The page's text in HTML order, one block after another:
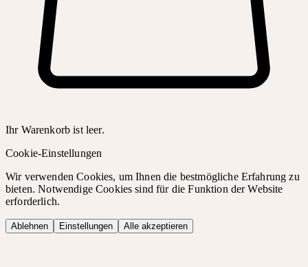
Ihr Warenkorb ist leer.
Cookie-Einstellungen
Wir verwenden Cookies, um Ihnen die bestmögliche Erfahrung zu
bieten. Notwendige Cookies sind für die Funktion der Website
erforderlich.
Ablehnen Einstellungen Alle akzeptieren